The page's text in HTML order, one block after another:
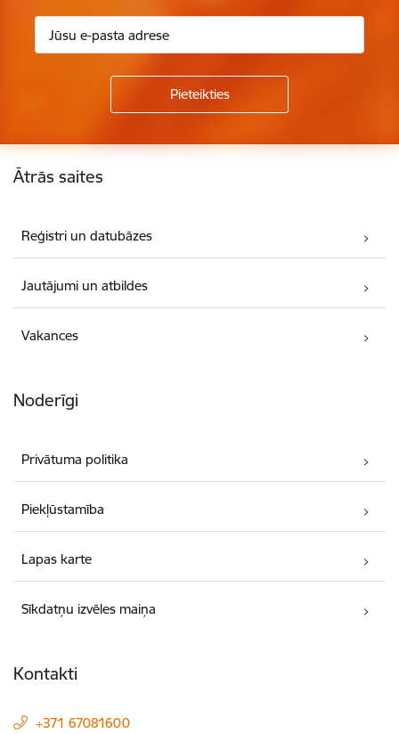
Kājene
Ātrās saites
Reģistri un datubāzes
Jautājumi un atbildes
Vakances
Noderīgi
Privātuma politika
Piekļūstamība
Lapas karte
Sīkdatņu izvēles maiņa
Kontakti
+371 67081600